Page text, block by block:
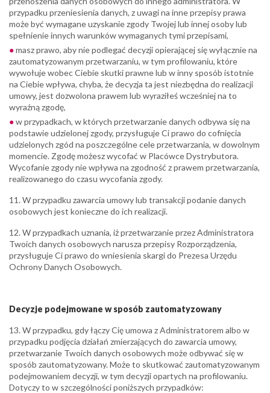
przypadku przeniesienia danych, z uwagi na inne przepisy prawa
może być wymagane uzyskanie zgody Twojej lub innej osoby lub
spełnienie innych warunków wymaganych tymi przepisami,
masz prawo, aby nie podlegać decyzji opierającej się wyłącznie na
zautomatyzowanym przetwarzaniu, w tym profilowaniu, które
wywołuje wobec Ciebie skutki prawne lub w inny sposób istotnie
na Ciebie wpływa, chyba, że decyzja ta jest niezbędna do realizacji
umowy, jest dozwolona prawem lub wyraziłeś wcześniej na to
wyraźną zgodę,
w przypadkach, w których przetwarzanie danych odbywa się na
podstawie udzielonej zgody, przysługuje Ci prawo do cofnięcia
udzielonych zgód na poszczególne cele przetwarzania, w dowolnym
momencie. Zgodę możesz wycofać w Placówce Dystrybutora.
Wycofanie zgody nie wpływa na zgodność z prawem przetwarzania,
realizowanego do czasu wycofania zgody.
11. W przypadku zawarcia umowy lub transakcji podanie danych
osobowych jest konieczne do ich realizacji.
12. W przypadkach uznania, iż przetwarzanie przez Administratora
Twoich danych osobowych narusza przepisy Rozporządzenia,
przysługuje Ci prawo do wniesienia skargi do Prezesa Urzędu
Ochrony Danych Osobowych.
Decyzje podejmowane w sposób zautomatyzowany
13. W przypadku, gdy łączy Cię umowa z Administratorem albo w
przypadku podjęcia działań zmierzających do zawarcia umowy,
przetwarzanie Twoich danych osobowych może odbywać się w
sposób zautomatyzowany. Może to skutkować zautomatyzowanym
podejmowaniem decyzji, w tym decyzji opartych na profilowaniu.
Dotyczy to w szczególności poniższych przypadków: